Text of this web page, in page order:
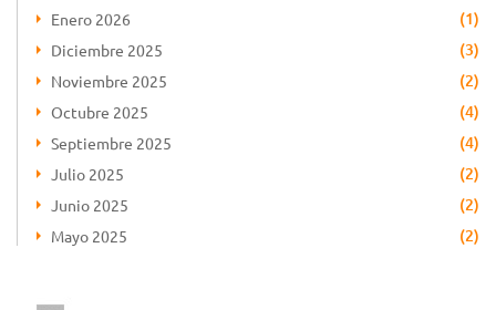
Enero 2026 (1)
Diciembre 2025 (3)
Noviembre 2025 (2)
Octubre 2025 (4)
Septiembre 2025 (4)
Julio 2025 (2)
Junio 2025 (2)
Mayo 2025 (2)